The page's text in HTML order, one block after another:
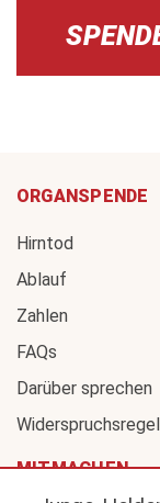
ORGANSPENDE
Hirntod
Ablauf
Zahlen
FAQs
Darüber sprechen
MITMACHEN